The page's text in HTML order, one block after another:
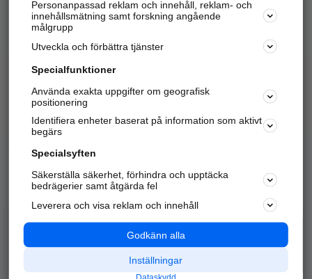
Hitta telefonnummer, adresser, företagsinfo mm.
Marknadsför företaget
Kom igång och annonsera mot
samarbetspartners nära dig.
Alla kategorier
Populära sökningar
API & Kartor
Annonsera
Integritet
Nödnummer
Personanpassad reklam och innehåll, reklam- och
innehållsmätning samt forskning angående
målgrupp
Utveckla och förbättra tjänster
Specialfunktioner
Använda exakta uppgifter om geografisk
positionering
Identifiera enheter baserat på information som aktivt
begärs
Specialsyften
Säkerställa säkerhet, förhindra och upptäcka
bedrägerier samt åtgärda fel
Leverera och visa reklam och innehåll
Godkänn alla
Inställningar
Dataskydd